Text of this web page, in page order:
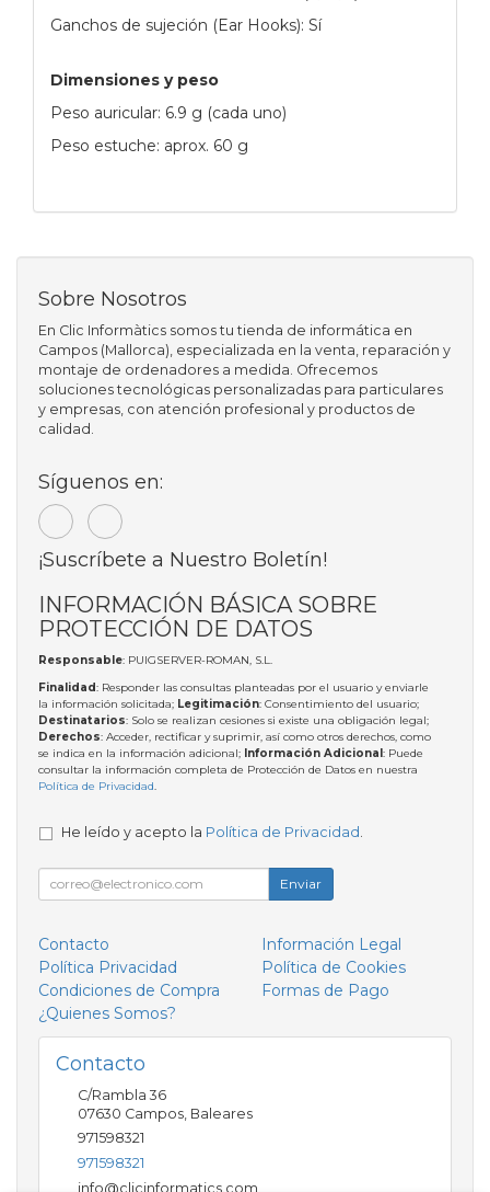
Ganchos de sujeción (Ear Hooks): Sí
Dimensiones y peso
Peso auricular: 6.9 g (cada uno)
Peso estuche: aprox. 60 g
Sobre Nosotros
En Clic Informàtics somos tu tienda de informática en
Campos (Mallorca), especializada en la venta, reparación y
montaje de ordenadores a medida. Ofrecemos
soluciones tecnológicas personalizadas para particulares
y empresas, con atención profesional y productos de
calidad.
Síguenos en:
¡Suscríbete a Nuestro Boletín!
INFORMACIÓN BÁSICA SOBRE
PROTECCIÓN DE DATOS
Responsable: PUIGSERVER-ROMAN, S.L.
Finalidad: Responder las consultas planteadas por el usuario y enviarle
la información solicitada; Legitimación: Consentimiento del usuario;
Destinatarios: Solo se realizan cesiones si existe una obligación legal;
Derechos: Acceder, rectificar y suprimir, así como otros derechos, como
se indica en la información adicional; Información Adicional: Puede
consultar la información completa de Protección de Datos en nuestra
Política de Privacidad.
He leído y acepto la Política de Privacidad
Enviar
Contacto
Información Legal
Política Privacidad
Política de Cookies
Condiciones de Compra
Formas de Pago
¿Quienes Somos?
Contacto
C/Rambla 36
07630 Campos Baleares
971598321
971598321
info@clicinformatics.com